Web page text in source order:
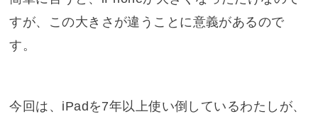
すが、この大きさが違うことに意義があるので
す。
今回は、iPadを7年以上使い倒しているわたしが、